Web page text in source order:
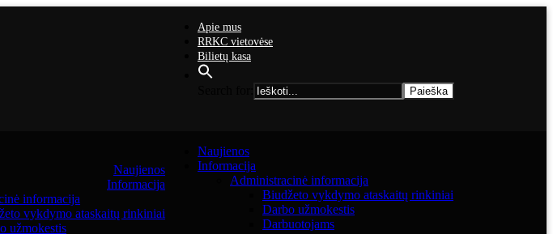
Apie mus
RRKC vietovėse
Bilietų kasa
Naujienos
Informacija
informacija
vykdymo ataskaitų rinkiniai
užmokestis
Naujienos
Informacija
Administracinė informacija
Biudžeto vykdymo ataskaitų rinkiniai
Darbo užmokestis
Darbuotojams